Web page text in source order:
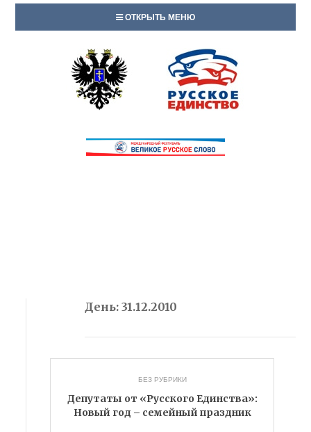
ОТКРЫТЬ МЕНЮ
День:31.12.2010
БЕЗ РУБРИКИ
Депутаты от «Русского Единства»:
Новый год – семейный праздник